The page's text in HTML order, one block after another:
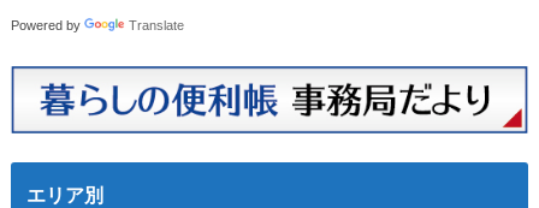
Powered by Translate
エリア別